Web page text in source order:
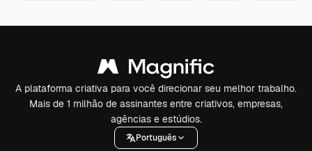
A plataforma criativa para você direcionar seu melhor trabalho.
Mais de 1 milhão de assinantes entre criativos, empresas,
agências e estúdios.
Português